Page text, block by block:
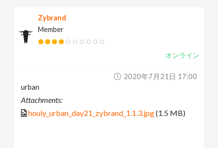
Zybrand
Member
オンライン
2020年7月21日 17:00
urban
Attachments:
houly_urban_day21_zybrand_1.1.3.jpg(1.5 MB)